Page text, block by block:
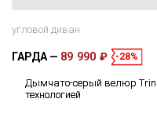
угловой диван
ГАРДА 89 990 ₽ -28%
Дымчато-серый велюр
технологией